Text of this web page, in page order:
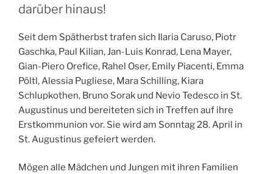
darüber hinaus!
Seit dem Spätherbst trafen sich Ilaria Caruso, Piotr
Gaschka, Paul Kilian, Jan-Luis Konrad, Lena Mayer,
Gian-Piero Orefice, Rahel Oser, Emily Piacenti, Emma
Pöltl, Alessia Pugliese, Mara Schilling, Kiara
Schlupkothen, Bruno Sorak und Nevio Tedesco in St.
Augustinus und bereiteten sich in Treffen auf ihre
Erstkommunion vor. Sie wird am Sonntag 28. April in
St. Augustinus gefeiert werden.
Mögen alle Mädchen und Jungen mit ihren Familien